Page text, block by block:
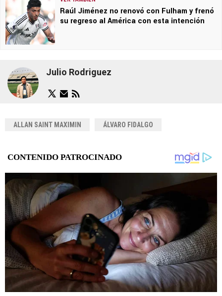
Raúl Jiménez no renovó con Fulham y frenó
su regreso al América con esta intención
Julio Rodriguez
ALLAN SAINT MAXIMIN ÁLVARO FIDALGO